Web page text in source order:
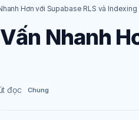
Hơn với Supabase RLS và Indexing
Nhanh
đọc Chung